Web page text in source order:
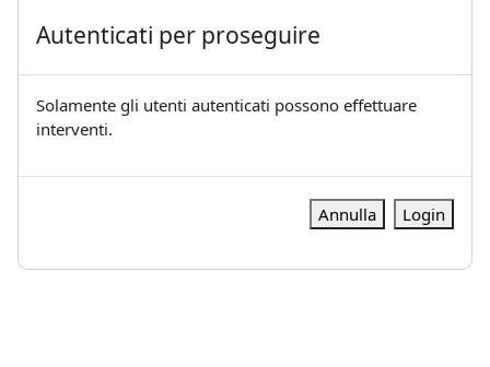
Autenticati per proseguire
Solamente gli utenti autenticati possono effettuare
interventi.
Annulla Login